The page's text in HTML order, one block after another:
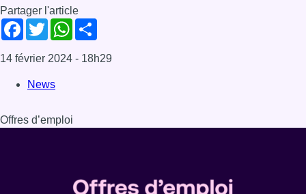
Partager l'article
Facebook
TwitterWhatsApp
14 février 2024 - 18h29
News
Offres d’emploi